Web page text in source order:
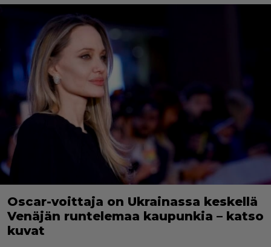
Oscar-voittaja on Ukrainassa keskellä
Venäjän runtelemaa kaupunkia – katso
kuvat